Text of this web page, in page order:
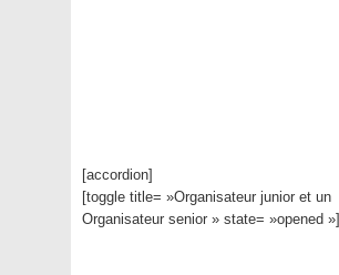
[accordion]
[toggle title= »Organisateur junior et un
Organisateur senior » state= »opened »]